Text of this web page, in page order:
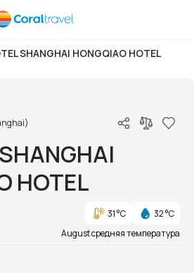
SHANGHAI HONGQIAO HOTEL
HOTEL
31 °C
32 °C
August средняя температура